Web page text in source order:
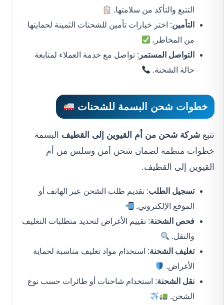
التتبع والتأكد من سلامتها.
التأمين: اختر خيارات تأمين للشحنات الثمينة لحمايتها
من المخاطر.
التواصل المستمر : تواصل مع خدمة العملاء لمتابعة
حالة الشحنة.
خطوات شحن البسمة للشحنات
تتبع شركة شحن من أم القيوين إلى القطيف البسمة
خطوات منظمة لضمان شحن آمن وسلس من أم
القيوين إلى القطيف.
تسجيل الطلب: تقديم طلب الشحن عبر الهاتف أو
الموقع الإلكتروني.
فحص الشحنة: تقييم الأغراض لتحديد متطلبات التغليف
والنقل.
تغليف الشحنة: استخدام مواد تغليف مناسبة لحماية
الأغراض.
نقل الشحنة: استخدام شاحنات أو طائرات حسب نوع
الشحن.